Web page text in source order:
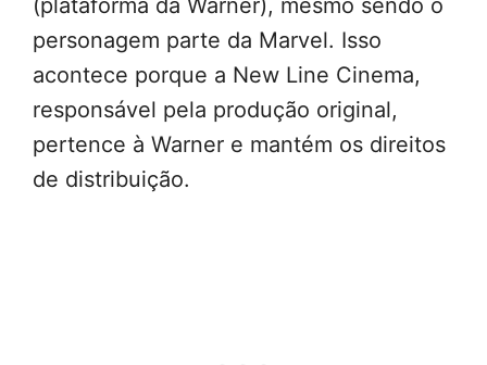
personagem parte da Marvel. Isso
acontece porque a New Line Cinema,
responsável pela produção original,
pertence à Warner e mantém os direitos
de distribuição.